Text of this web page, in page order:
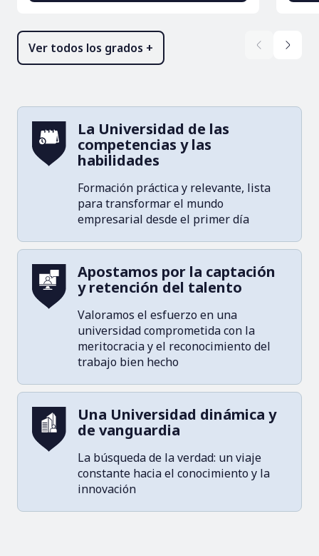
Ver todos los grados +
La Universidad de las
competencias y las
habilidades
Formación práctica y relevante, lista
para transformar el mundo
empresarial desde el primer día
Apostamos por la captación
y retención del talento
Valoramos el esfuerzo en una
universidad comprometida con la
meritocracia y el reconocimiento del
trabajo bien hecho
Una Universidad dinámica y
de vanguardia
La búsqueda de la verdad: un viaje
constante hacia el conocimiento y la
innovación